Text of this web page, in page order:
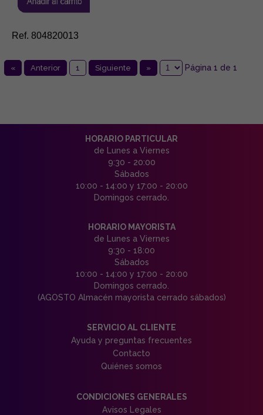
Ref. 804820013
« Anterior 1 Siguiente » Página 1 de 1
HORARIO PARTICULAR
de Lunes a Viernes
9:30 - 20:00
Sábados
10:00 - 14:00 y 17:00 - 20:00
Domingos cerrado.
HORARIO MAYORISTA
de Lunes a Viernes
9:30 - 18:00
Sábados
10:00 - 14:00 y 17:00 - 20:00
Domingos cerrado.
(AGOSTO Almacén mayorista cerrado sábados)
SERVICIO AL CLIENTE
Ayuda y preguntas frecuentes
Contacto
Quiénes somos
CONDICIONES GENERALES
Avisos Legales